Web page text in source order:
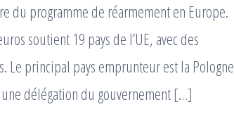
du programme de réarmement en Europe.
soutient 19 pays de l’UE, avec des
principal pays emprunteur est la Pologne
délégation du gouvernement […]